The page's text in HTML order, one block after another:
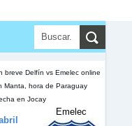
breve Delfín vs Emelec online
Manta, hora de Paraguay
en Jocay
Emelec